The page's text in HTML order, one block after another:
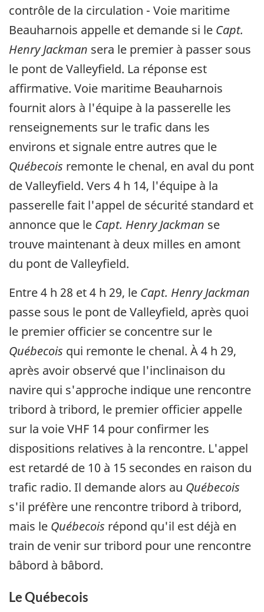
contrôle de la circulation - Voie maritime
Beauharnois appelle et demande si le Capt.
Henry Jackman sera le premier à passer sous
le pont de Valleyfield. La réponse est
affirmative. Voie maritime Beauharnois
fournit alors à l'équipe à la passerelle les
renseignements sur le trafic dans les
environs et signale entre autres que le
Québecois remonte le chenal, en aval du pont
de Valleyfield. Vers 4 h 14, l'équipe à la
passerelle fait l'appel de sécurité standard et
annonce que le Capt. Henry Jackman se
trouve maintenant à deux milles en amont
du pont de Valleyfield.
Entre 4 h 28 et 4 h 29, le Capt. Henry Jackman
passe sous le pont de Valleyfield, après quoi
le premier officier se concentre sur le
Québecois qui remonte le chenal. À 4 h 29,
après avoir observé que l'inclinaison du
navire qui s'approche indique une rencontre
tribord à tribord, le premier officier appelle
sur la voie VHF 14 pour confirmer les
dispositions relatives à la rencontre. L'appel
est retardé de 10 à 15 secondes en raison du
trafic radio. Il demande alors au Québecois
s'il préfère une rencontre tribord à tribord,
mais le Québecois répond qu'il est déjà en
train de venir sur tribord pour une rencontre
bâbord à bâbord.
Le Québecois